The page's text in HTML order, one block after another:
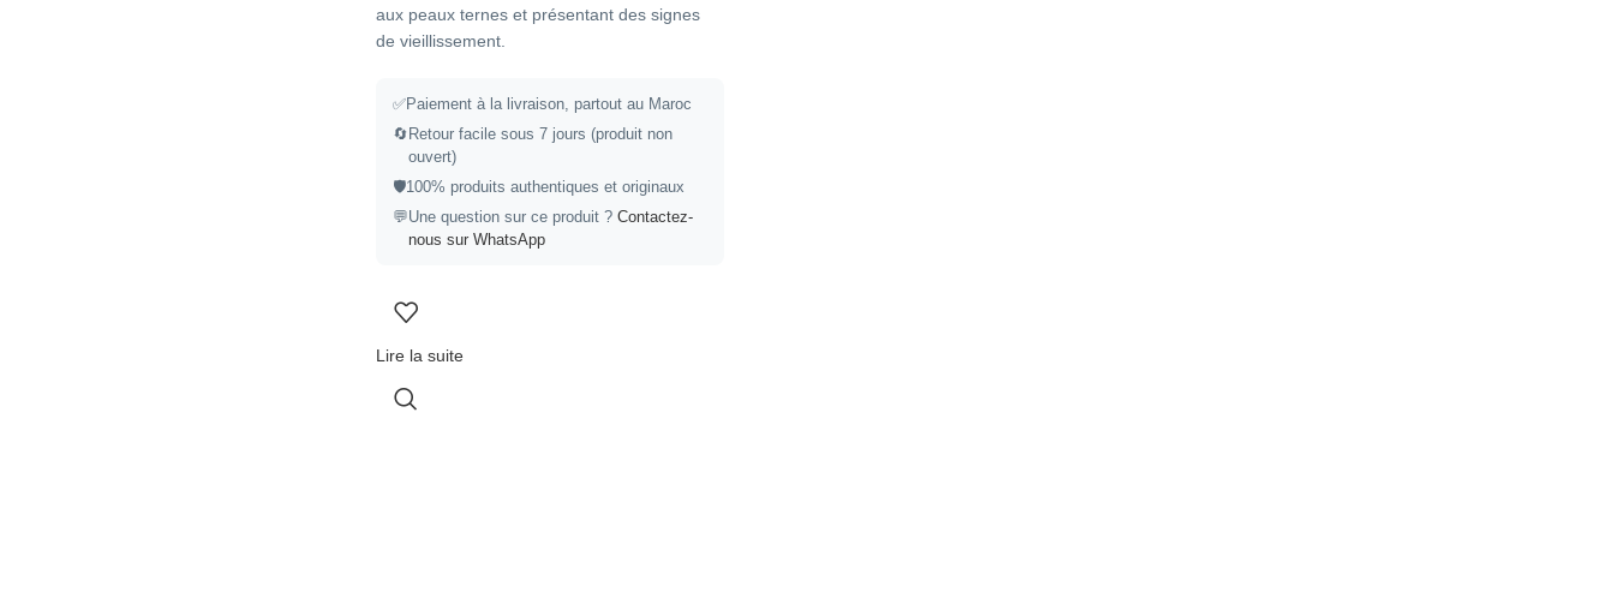
aux peaux ternes et présentant des signes
de vieillissement.
✅Paiement à la livraison, partout au Maroc
🔄 Retour facile sous 7 jours (produit non
ouvert)
🛡️100% produits authentiques et originaux
💬Une question sur ce produit ? Contactez-
nous sur WhatsApp
Lire la suite